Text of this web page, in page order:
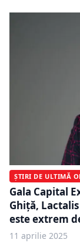
ȘTIRI DE ULTIMĂ
Gala Capital
Ghiță,
este extrem
11 aprilie 2025